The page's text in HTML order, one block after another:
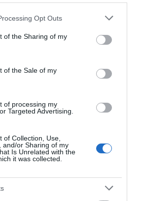
website/app uses one or more Google
or usage behaviour. You may click to
to Google and its third-party tags to
specified purposes in below Google
Opt Outs
of the Sharing of my
of the Sale of my
of processing my
Targeted Advertising.
of Collection, Use,
and/or Sharing of my
Is Unrelated with the
it was collected.
αλλάζουν
2026-2027:
σήμερα –
απαγορεύσεις
– Μεγάλη
έως τις
Χάος στην Εύβοια:
«Κινδυνεύουμε να
χάσουμε το πλοίο!»
ευρώ – Ποιοι δρόμοι